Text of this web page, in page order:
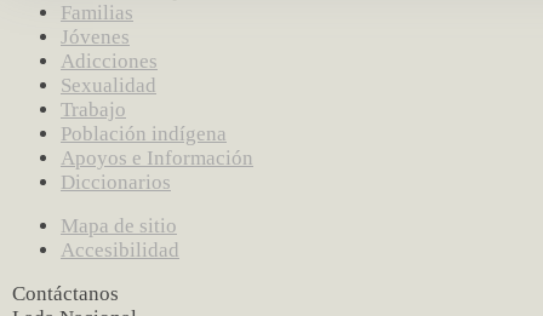
Familias
Jóvenes
Adicciones
Sexualidad
Trabajo
Población indígena
Apoyos e Información
Diccionarios
Mapa de sitio
Accesibilidad
Contáctanos